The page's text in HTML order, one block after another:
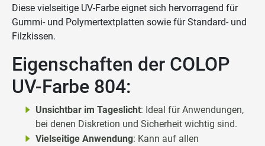
Diese vielseitige UV-Farbe eignet sich hervorragend für
Gummi- und Polymertextplatten sowie für Standard- und
Filzkissen.
Eigenschaften der COLOP
UV-Farbe 804:
Unsichtbar im Tageslicht: Ideal für Anwendungen,
bei denen Diskretion und Sicherheit wichtig sind.
Vielseitige Anwendung: Kann auf allen